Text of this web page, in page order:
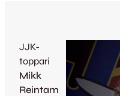
JJK-
toppari
Mikk
Reintam